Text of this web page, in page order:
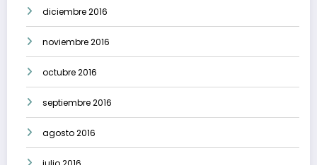
diciembre 2016
noviembre 2016
octubre 2016
septiembre 2016
agosto 2016